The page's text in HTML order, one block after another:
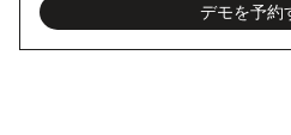
デモを予約